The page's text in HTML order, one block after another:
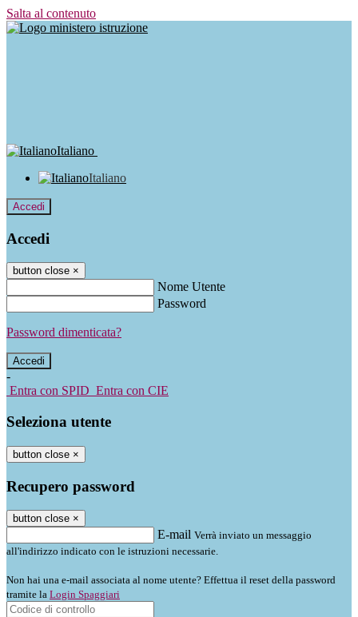
Salta al contenuto
Italiano
Italiano
Accedi
Accedi
button close ×
Nome Utente
Password
Password dimenticata?
-
Entra con SPID Entra con CIE
Seleziona utente
button close ×
Recupero password
button close ×
E-mail Verrà inviato un messaggio
all'indirizzo indicato con le istruzioni necessarie.
Non hai una e-mail associata al nome utente? Effettua il reset della password
tramite la Login Spaggiari